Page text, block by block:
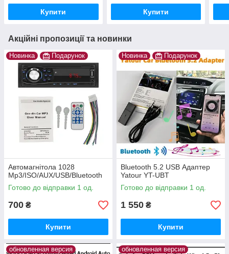
Купити Купити
Акційні пропозиції та новинки
Новинка Подарунок
Автомагнітола 1028
Mp3/ISO/AUX/USB/Bluetooth
Готово до відправки 1 од.
700 ₴
Купити
Новинка Подарунок
Bluetooth 5.2 USB Адаптер
Yatour YT-UBT
Готово до відправки 1 од.
1 550 ₴
Купити
обновленная версия
обновленная версия